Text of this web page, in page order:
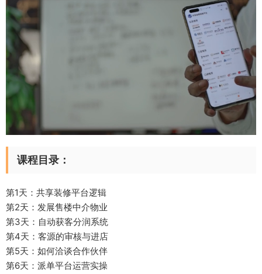
课程目录：
第1天：共享装修平台逻辑
第2天：发展售楼中介物业
第3天：自动获客分润系统
第4天：客源的审核与进店
第5天：如何洽谈合作伙伴
第6天：派单平台运营实操